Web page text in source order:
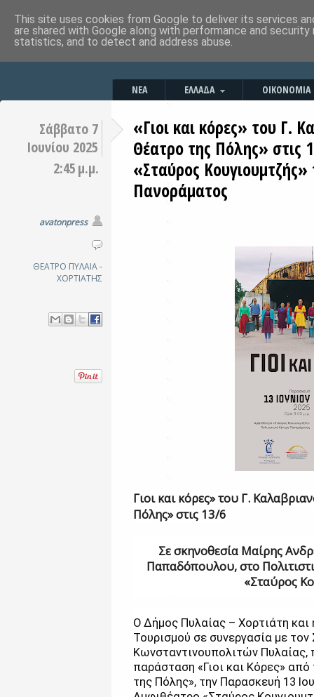
ΝΕΑ ΕΛΛΑΔΑ ΟΙΚΟΝΟΜΙΑ
Σάββατο 7
Ιουνίου 2025
2:45 μ.μ.
avatonpress
ΘΕΑΤΡΟ ΠΥΛΑΙΑ -
ΧΟΡΤΙΑΤΗΣ
«Γιοι και κόρες» του Γ.
Θέατρο της Πόλης» στις
«Σταύρος
Πανοράματος
Γιοι και κόρες» του Γ.
Πόλης» στις 13/6
Σε σκηνοθεσία Μαίρης
Παπαδόπουλου, στο
«Σταύρος
Ο Δήμος Πυλαίας – Χορτιάτη και
Τουρισμού σε συνεργασία με
Κωνσταντινουπολιτών Πυλαίας,
παράσταση «Γιοι και Κόρες»
της Πόλης», την Παρασκευή 13
This site uses cookies from Google to deliver its services
are shared with Google along with performance and
statistics, and to detect and address abuse.